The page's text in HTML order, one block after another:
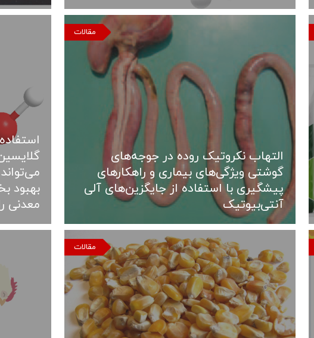
التهاب نکروتیک روده در جوجه‌های
گوشتی ویژگی‌های بیماری و راهکارهای
پیشگیری با استفاده از جایگزین‌های آلی
آنتی‌بیوتیک
مقالات
بهبود
معدنی
مقالات